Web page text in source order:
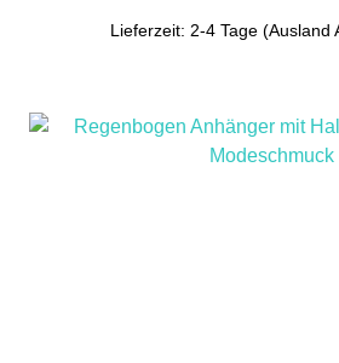
Lieferzeit: 2-4 Tage (Ausland